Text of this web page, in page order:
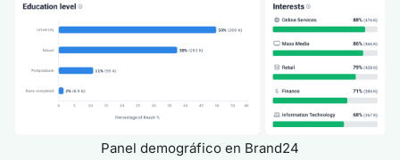
Panel demográfico en Brand24